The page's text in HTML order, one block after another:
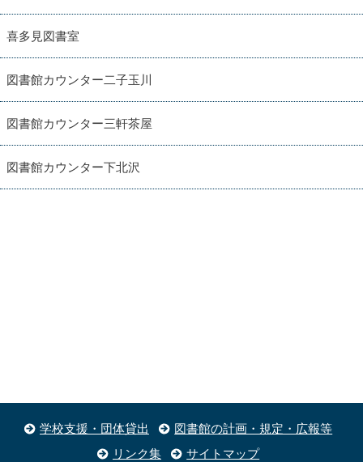
喜多見図書室
図書館カウンター二子玉川
図書館カウンター三軒茶屋
図書館カウンター下北沢
学校支援・団体貸出
図書館の計画・規定・広報等
リンク集
サイトマップ